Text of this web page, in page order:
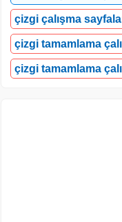
çizgi çalışma
çizgi tamamlama
çizgi tamamlama